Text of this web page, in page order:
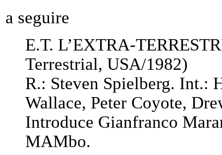
a seguire
E.T. L’EXTRA-
Terrestrial, USA/1982)
R.: Steven Spielberg. Int.:
Wallace, Peter Coyote,
Introduce Gianfranco
MAMbo.